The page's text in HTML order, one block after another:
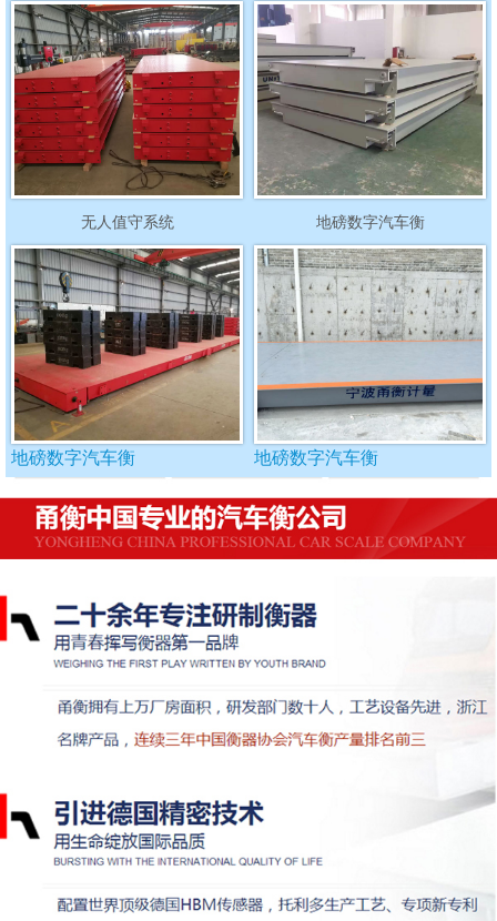
无人值守系统 地磅数字汽车衡
地磅数字汽车衡 地磅数字汽车衡